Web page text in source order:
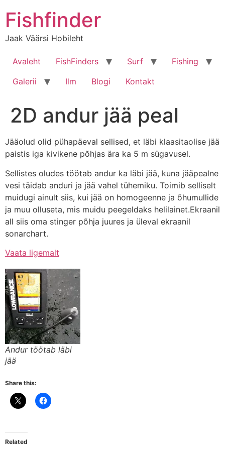
sisu
juurde
Fishfinder
Jaak Väärsi Hobileht
Avaleht FishFinders Surf
Fishing
Galerii
Ilm Blogi Kontakt
2D andur jää peal
Jääolud olid pühapäeval sellised, et läbi klaasitaolise jää
paistis iga kivikene põhjas ära ka 5 m sügavusel.
Sellistes oludes töötab andur ka läbi jää, kuna jääpealne
vesi täidab anduri ja jää vahel tühemiku. Toimib selliselt
muidugi ainult siis, kui jää on homogeenne ja õhumullide
ja muu olluseta, mis muidu peegeldaks helilainet.Ekraanil
all siis oma stinger põhja juures ja üleval ekraanil
sonarchart.
Vaata ligemalt
Andur töötab läbi
jää
Share this:
Related